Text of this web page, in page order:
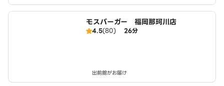
モスバーガー 福岡那珂川店
4.5(80) 26分
出前館がお届け